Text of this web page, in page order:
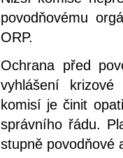
povodňovému
ORP.
Ochrana před
vyhlášení krizové
komisí je činit
správního řádu.
stupně povodňové